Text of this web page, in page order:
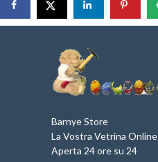
Barnye Store
La Vostra Vetrina Online
Aperta 24 ore su 24